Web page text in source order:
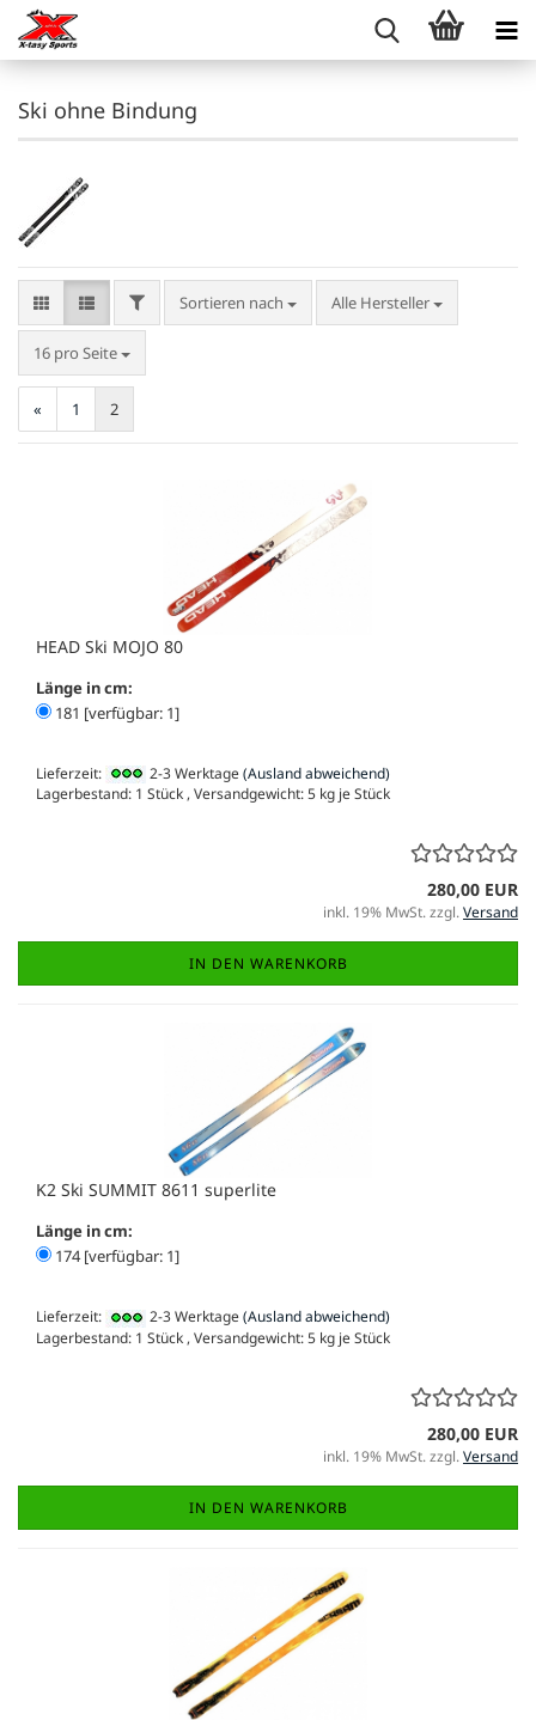
Ski ohne Bindung
FILTERSortieren nach
Sortieren nach Alle Hersteller
16 pro Seite
pro Seite
« 1 2
HEAD Ski MOJO 80
Länge in cm:
181 [verfügbar: 1]
Lieferzeit: 2-3 Werktage(Ausland abweichend)
Lagerbestand: 1 Stück , Versandgewicht:5 kg je Stück
280,00 EUR
inkl. 19% MwSt. zzgl.Versand
IN DEN WARENKORB
K2 Ski SUMMIT 8611 superlite
Länge in cm:
174 [verfügbar: 1]
Lieferzeit: 2-3 Werktage(Ausland abweichend)
Lagerbestand: 1 Stück , Versandgewicht:5 kg je Stück
280,00 EUR
inkl. 19% MwSt. zzgl.Versand
IN DEN WARENKORB